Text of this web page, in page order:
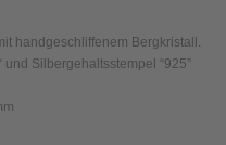
handgeschliffenem Bergkristall.
Silbergehaltsstempel “925”